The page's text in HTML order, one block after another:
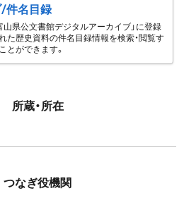
/件名目録
山県公文書館デジタルアーカイブ」に登録
た歴史資料の件名目録情報を検索・閲覧す
とができます。
所蔵・所在
つなぎ役機関